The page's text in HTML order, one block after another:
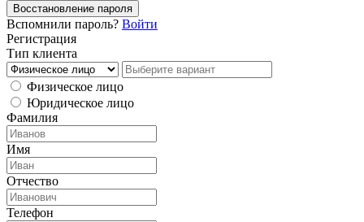
Восстановление пароля
Вспомнили пароль? Войти
Регистрация
Тип клиента
Физическое лицо
Юридическое лицо
Фамилия
Имя
Отчество
Телефон